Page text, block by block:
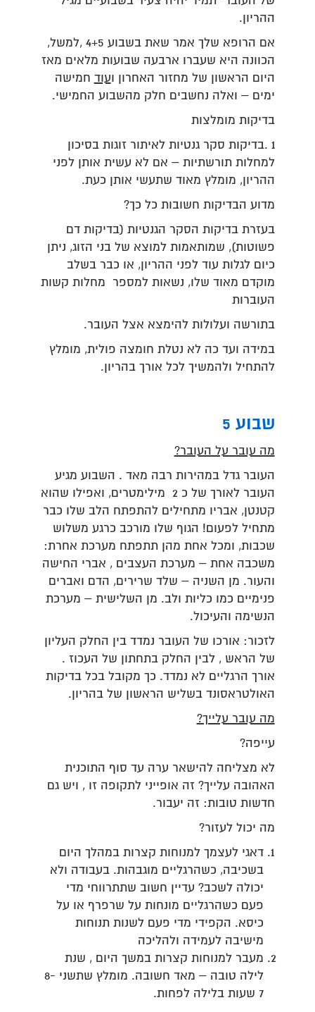
ההריון.
אם הרופא שלך אמר שאת בשבוע 4+5 ,למשל,
הכוונה היא שעברו ארבעה שבועות מלאים מאז
היום הראשון של מחזור האחרון ו עוד חמישה
ימים – ואלה נחשבים חלק מהשבוע החמישי.
בדיקות מומלצות
1 .בדיקות סקר גנטיות לאיתור זוגות בסיכון
למחלות תורשתיות – אם לא עשית אותן לפני
ההריון, מומלץ מאוד שתעשי אותן כעת.
מדוע הבדיקות חשובות כל כך?
בעזרת בדיקות הסקר הגנטיות (בדיקות דם
פשוטות), שמותאמות למוצא של בני הזוג, ניתן
כיום לגלות עוד לפני ההריון, או כבר בשלב
מוקדם מאוד שלו, נשאות למספר מחלות קשות
העוברות
בתורשה ועלולות להימצא אצל העובר.
במידה ועד כה לא נטלת חומצה פולית, מומלץ
להתחיל ולהמשיך לכל אורך בהריון.
שבוע 5
מה עובר על העובר?
העובר גדל במהירות רבה מאד . השבוע מגיע
העובר לאורך של כ 2 מילימטרים, ואפילו שהוא
קטנטן, אבריו מתחילים להתפתח הלב שלו כבר
מתחיל לפעום! הגוף שלו מורכב כרגע משלוש
שכבות, ומכל אחת מהן תתפתח מערכת אחרת:
משכבה אחת – מערכת העצבים , אברי החישה
והעור. מן השניה – שלד שרירים, הדם ואברים
פנימיים כמו כליות ולב. מן השלישית – מערכת
הנשימה והעיכול.
לזכור: אורכו של העובר נמדד בין החלק העליון
של הראש , לבין החלק בתחתון של העכוז .
אורך הרגליים לא נמדד. כך מקובל בכל בדיקות
האולטראסונד בשליש הראשון של בהריון.
מה עובר עלייך?
עייפה?
לא מצליחה להישאר ערה עד סוף התוכנית
האהובה עלייך? זה אופייני לתקופה זו , ויש גם
חדשות טובות: זה יעבור.
מה יכול לעזור?
דאגי לעצמך למנוחות קצרות במהלך היום
בשכיבה, כשהרגליים מוגבהות. בעבודה ולא
יכולה לשכב? עדיין חשוב שתתרווחי מדי
פעם כשהרגליים מונחות על שרפרף או על
כיסא. הקפידי מדי פעם לשנות תנוחות
מישיבה לעמידה ולהליכה
מעבר למנוחות קצרות במשך היום , שנת
לילה טובה – מאד חשובה. מומלץ שתשני 8-
7 שעות בלילה לפחות.